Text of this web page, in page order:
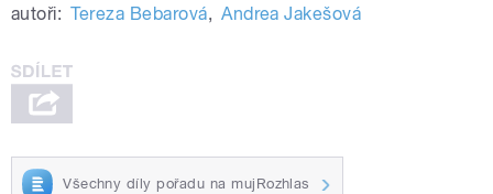
autoři: Tereza Bebarová, Andrea Jakešová
Všechny díly pořadu na mujRozhlas